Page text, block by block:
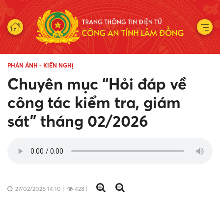
PHẢN ÁNH - KIẾN NGHỊ
Chuyên mục “Hỏi đáp về
công tác kiểm tra, giám
sát” tháng 02/2026
27/02/2026 14:10 | 428 |